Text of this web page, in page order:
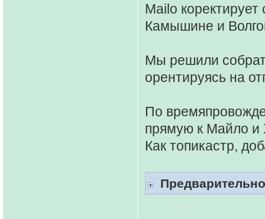
Mailo
Камышине и
Мы решили
орентируясь на
По
прямую к Майло
Как топикастр,